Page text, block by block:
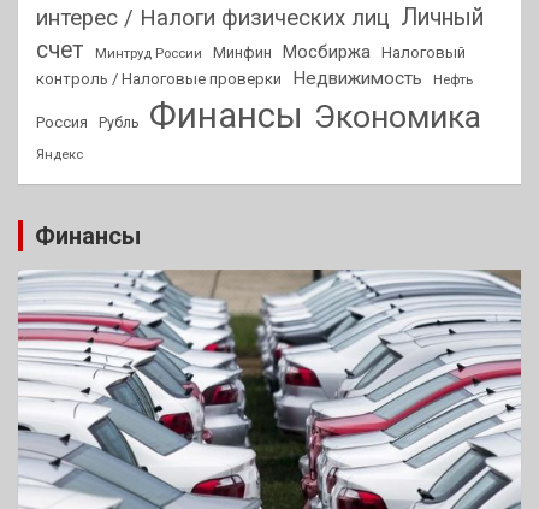
интерес / Налоги физических лиц Личный
счет
Минтруд России Минфин Мосбиржа Налоговый
контроль / Налоговые проверки
Недвижимость Нефть
Россия Рубль Финансы Экономика
Яндекс
Финансы